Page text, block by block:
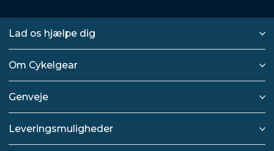
Lad os hjælpe dig
Om Cykelgear
Genveje
Leveringsmuligheder